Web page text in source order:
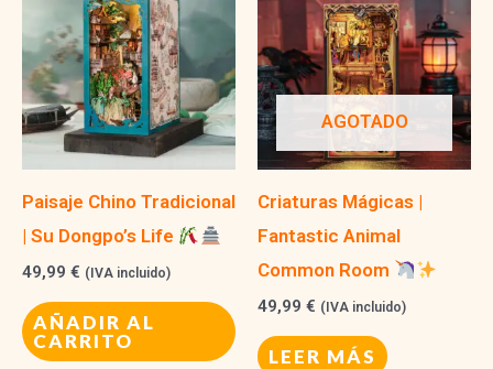
Paisaje Chino Tradicional
| Su Dongpo’s Life
49,99 € (IVA incluido)
AÑADIR AL
CARRITO
AGOTADO
Criaturas Mágicas |
Fantastic Animal
Common Room
49,99 € (IVA incluido)
LEER MÁS